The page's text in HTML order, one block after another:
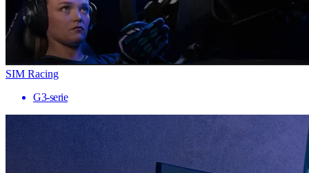
SIM Racing
G3-serie